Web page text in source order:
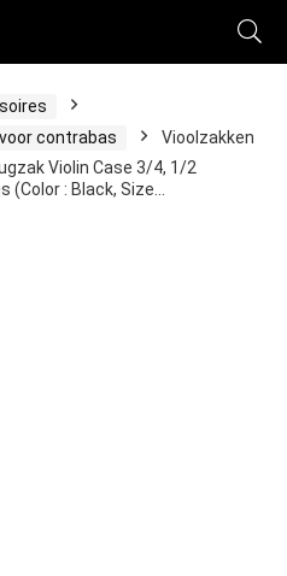
contrabas
Vioolzakken
Violin Case 3/4, 1/2
: Black, Size…